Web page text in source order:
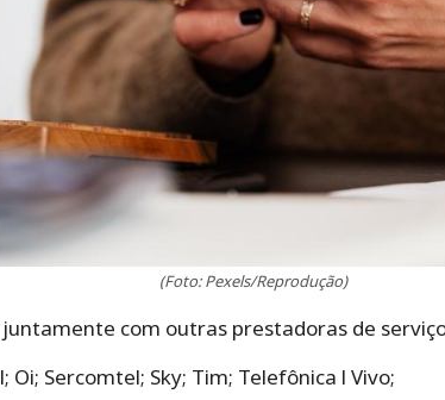
(Foto: Pexels/Reprodução)
com outras prestadoras de
Oi; Sercomtel; Sky; Tim; Telefônica l Vivo;